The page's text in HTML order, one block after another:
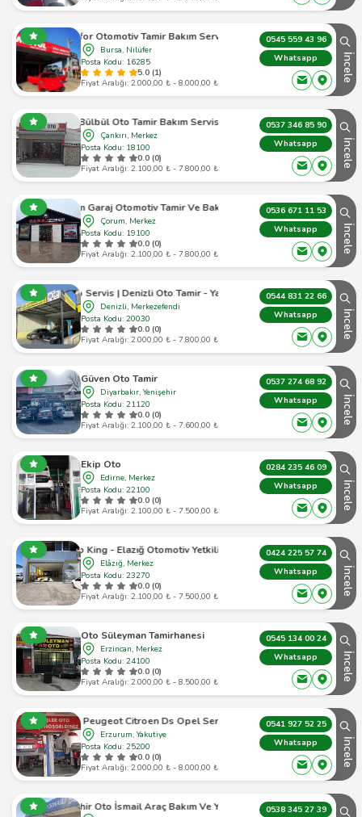
Efor Otomotiv Tamir Bakım Servisi
Bursa, Nilüfer
Posta Kodu: 16285
5.0 (1)
Fiyat Aralığı: 2.000,00 ₺ - 8.000,00 ₺
0545 559 43 96
Whatsapp
İncele
Bülbül Oto Tamir Bakım Servisi
Çankırı, Merkez
Posta Kodu: 18100
0.0 (0)
Fiyat Aralığı: 2.100,00 ₺ - 7.800,00 ₺
0537 346 85 90
Whatsapp
İncele
Çorum Garaj Otomotiv Tamir Ve Bakım Servisi
Çorum, Merkez
Posta Kodu: 19100
0.0 (0)
Fiyat Aralığı: 2.100,00 ₺ - 7.800,00 ₺
0536 671 11 53
Whatsapp
İncele
Oto Servis | Denizli Oto Tamir - Yağız Automotive
Denizli, Merkezefendi
Posta Kodu: 20030
0.0 (0)
Fiyat Aralığı: 2.000,00 ₺ - 7.800,00 ₺
0544 831 22 66
Whatsapp
İncele
Güven Oto Tamir
Diyarbakır, Yenişehir
Posta Kodu: 21120
0.0 (0)
Fiyat Aralığı: 2.100,00 ₺ - 7.600,00 ₺
0537 274 68 92
Whatsapp
İncele
Ekip Oto
Edirne, Merkez
Posta Kodu: 22100
0.0 (0)
Fiyat Aralığı: 2.100,00 ₺ - 7.500,00 ₺
0284 235 46 09
Whatsapp
İncele
Auto King - Elazığ Otomotiv Yetkili Servis
Elâzığ, Merkez
Posta Kodu: 23270
0.0 (0)
Fiyat Aralığı: 2.100,00 ₺ - 7.500,00 ₺
0424 225 57 74
Whatsapp
İncele
Oto Süleyman Tamirhanesi
Erzincan, Merkez
Posta Kodu: 24100
0.0 (0)
Fiyat Aralığı: 2.000,00 ₺ - 8.500,00 ₺
0545 134 00 24
Whatsapp
İncele
Peugeot Citroen Ds Opel Servisi Ak Kardeşler Oto
Erzurum, Yakutiye
Posta Kodu: 25200
0.0 (0)
Fiyat Aralığı: 2.000,00 ₺ - 8.000,00 ₺
0541 927 52 25
Whatsapp
İncele
Eskişehir Oto İsmail Araç Bakım Ve Yedek Parça 0538 345 27 39